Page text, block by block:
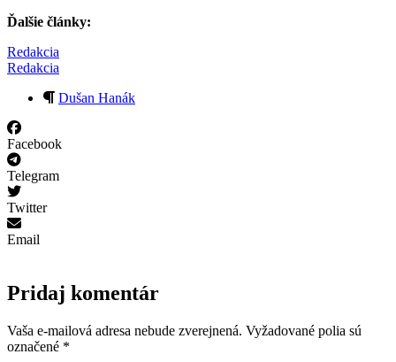
Ďalšie články:
Redakcia
Redakcia
Dušan Hanák
Facebook
Telegram
Twitter
Email
Pridaj komentár
Vaša e-mailová adresa nebude zverejnená. Vyžadované polia sú
označené *